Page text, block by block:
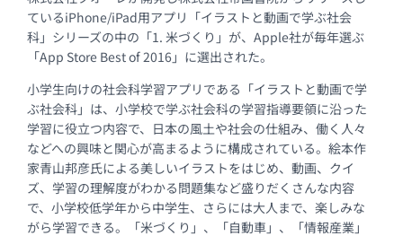
ているiPhone/iPad用アプリ「イラストと動画で学ぶ社会
科」シリーズの中の「1. 米づくり」が、Apple社が毎年選ぶ
「App Store Best of 2016」に選出された。
小学生向けの社会科学習アプリである「イラストと動画で学
ぶ社会科」は、小学校で学ぶ社会科の学習指導要領に沿った
学習に役立つ内容で、日本の風土や社会の仕組み、働く人々
などへの興味と関心が高まるように構成されている。絵本作
家青山邦彦氏による美しいイラストをはじめ、動画、クイ
ズ、学習の理解度がわかる問題集など盛りだくさんな内容
で、小学校低学年から中学生、さらには大人まで、楽しみな
がら学習できる。「米づくり」、「自動車」、「情報産業」